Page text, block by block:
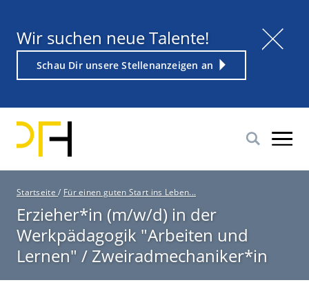
InhaltTitel
Wir suchen neue Talente!
Link
Schau Dir unsere Stellenanzeigen an
P
f
a
d
n
a
v
Startseite/ Für einen guten Start ins Leben...
Erzieher*in (m/w/d) in der
Werkpädagogik "Arbeiten und
Lernen" / Zweiradmechaniker*in